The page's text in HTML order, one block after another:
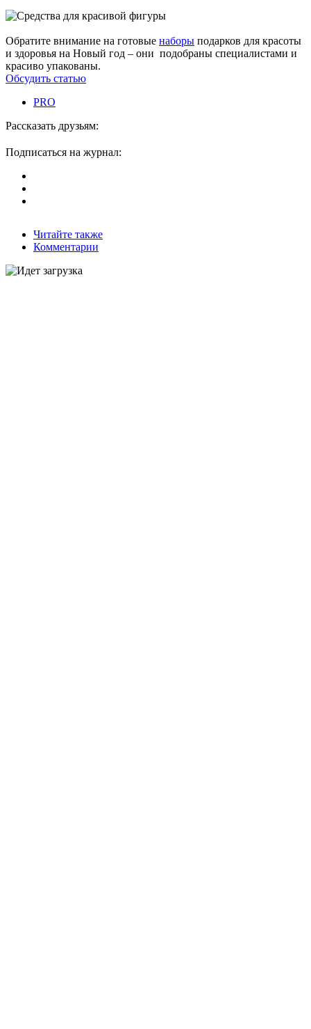
Обратите внимание на готовые наборы подарков для красоты
и здоровья на Новый год – они подобраны специалистами и
красиво упакованы.
Обсудить статью
PRO
Рассказать друзьям:
Подписаться на журнал:
Читайте также
Комментарии